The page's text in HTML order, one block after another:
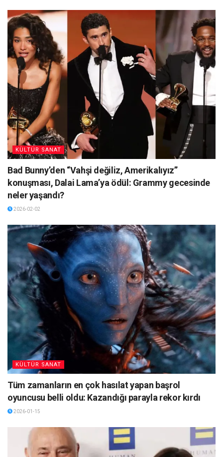
KÜLTÜR SANAT
Bad Bunny’den “Vahşi değiliz, Amerikalıyız”
konuşması, Dalai Lama’ya ödül: Grammy gecesinde
neler yaşandı?
2026-02-02
KÜLTÜR SANAT
Tüm zamanların en çok hasılat yapan başrol
oyuncusu belli oldu: Kazandığı parayla rekor kırdı
2026-01-15